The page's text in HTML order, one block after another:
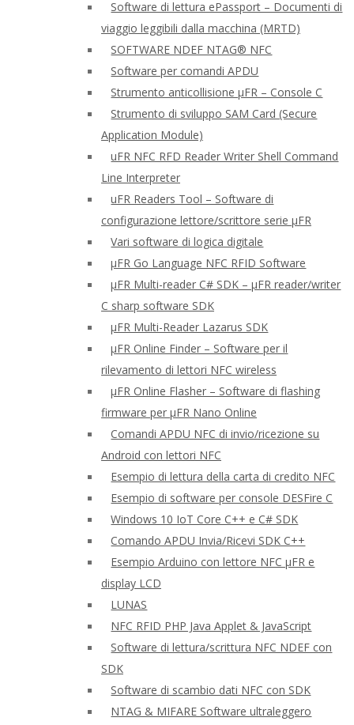
Software di lettura ePassport – Documenti di
viaggio leggibili dalla macchina (MRTD)
SOFTWARE NDEF NTAG® NFC
Software per comandi APDU
Strumento anticollisione μFR – Console C
Strumento di sviluppo SAM Card (Secure
Application Module)
uFR NFC RFD Reader Writer Shell Command
Line Interpreter
uFR Readers Tool – Software di
configurazione lettore/scrittore serie μFR
Vari software di logica digitale
μFR Go Language NFC RFID Software
μFR Multi-reader C# SDK – μFR reader/writer
C sharp software SDK
μFR Multi-Reader Lazarus SDK
μFR Online Finder – Software per il
rilevamento di lettori NFC wireless
μFR Online Flasher – Software di flashing
firmware per μFR Nano Online
Comandi APDU NFC di invio/ricezione su
Android con lettori NFC
Esempio di lettura della carta di credito NFC
Esempio di software per console DESFire C
Windows 10 IoT Core C++ e C# SDK
Comando APDU Invia/Ricevi SDK C++
Esempio Arduino con lettore NFC μFR e
display LCD
LUNAS
NFC RFID PHP Java Applet & JavaScript
Software di lettura/scrittura NFC NDEF con
SDK
Software di scambio dati NFC con SDK
NTAG & MIFARE Software ultraleggero